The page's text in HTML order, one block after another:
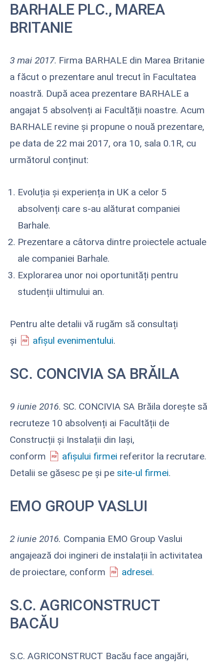
BARHALE PLC., MAREA
BRITANIE
3 mai 2017. Firma BARHALE din Marea Britanie
a făcut o prezentare anul trecut în Facultatea
noastră. După acea prezentare BARHALE a
angajat 5 absolvenți ai Facultății noastre. Acum
BARHALE revine și propune o nouă prezentare,
pe data de 22 mai 2017, ora 10, sala 0.1R, cu
următorul conținut:
Evoluția și experiența in UK a celor 5
absolvenți care s-au alăturat companiei
Barhale.
Prezentare a câtorva dintre proiectele actuale
ale companiei Barhale.
Explorarea unor noi oportunități pentru
studenții ultimului an.
Pentru alte detalii vă rugăm să consultați
și
afișul evenimentului.
SC. CONCIVIA SA BRĂILA
9 iunie 2016. SC. CONCIVIA SA Brăila dorește să
recruteze 10 absolvenți ai Facultății de
Construcții și Instalații din Iași,
conform
afișului firmei referitor la recrutare.
Detalii se găsesc pe și pe site-ul firmei.
EMO GROUP VASLUI
2 iunie 2016. Compania EMO Group Vaslui
angajează doi ingineri de instalații în activitatea
de proiectare, conform
adresei.
S.C. AGRICONSTRUCT
BACĂU
S.C. AGRICONSTRUCT Bacău face angajări,